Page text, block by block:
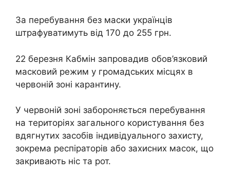
За перебування без маски українців
штрафуватимуть від 170 до 255 грн.
22 березня Кабмін запровадив обов’язковий
масковий режим у громадських місцях в
червоній зоні карантину.
У червоній зоні забороняється перебування
на територіях загального користування без
вдягнутих засобів індивідуального захисту,
зокрема респіраторів або захисних масок, що
закривають ніс та рот.